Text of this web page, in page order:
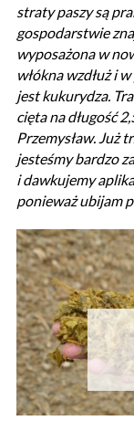
straty paszy są
gospodarstwie
wyposażona w
włókna wzdłuż i
jest kukurydza.
cięta na długość
Przemysław. Już
jesteśmy bardzo
i dawkujemy
ponieważ ubijam